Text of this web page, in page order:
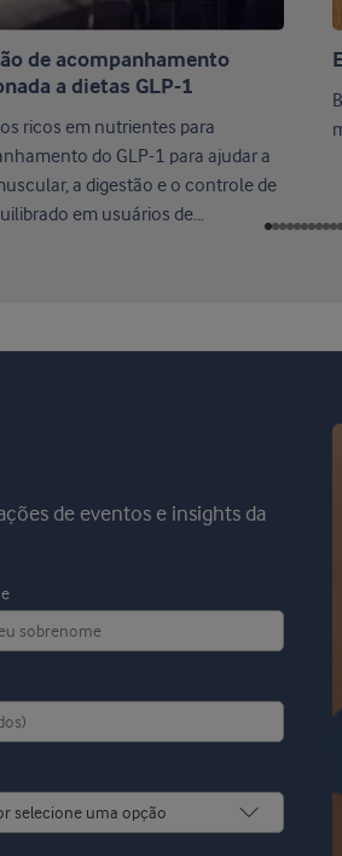
de acompanhamento
a dietas GLP-1
ricos em nutrientes para
do GLP-1 para ajudar a
a digestão e o controle de
em usuários de
de eventos e insights da